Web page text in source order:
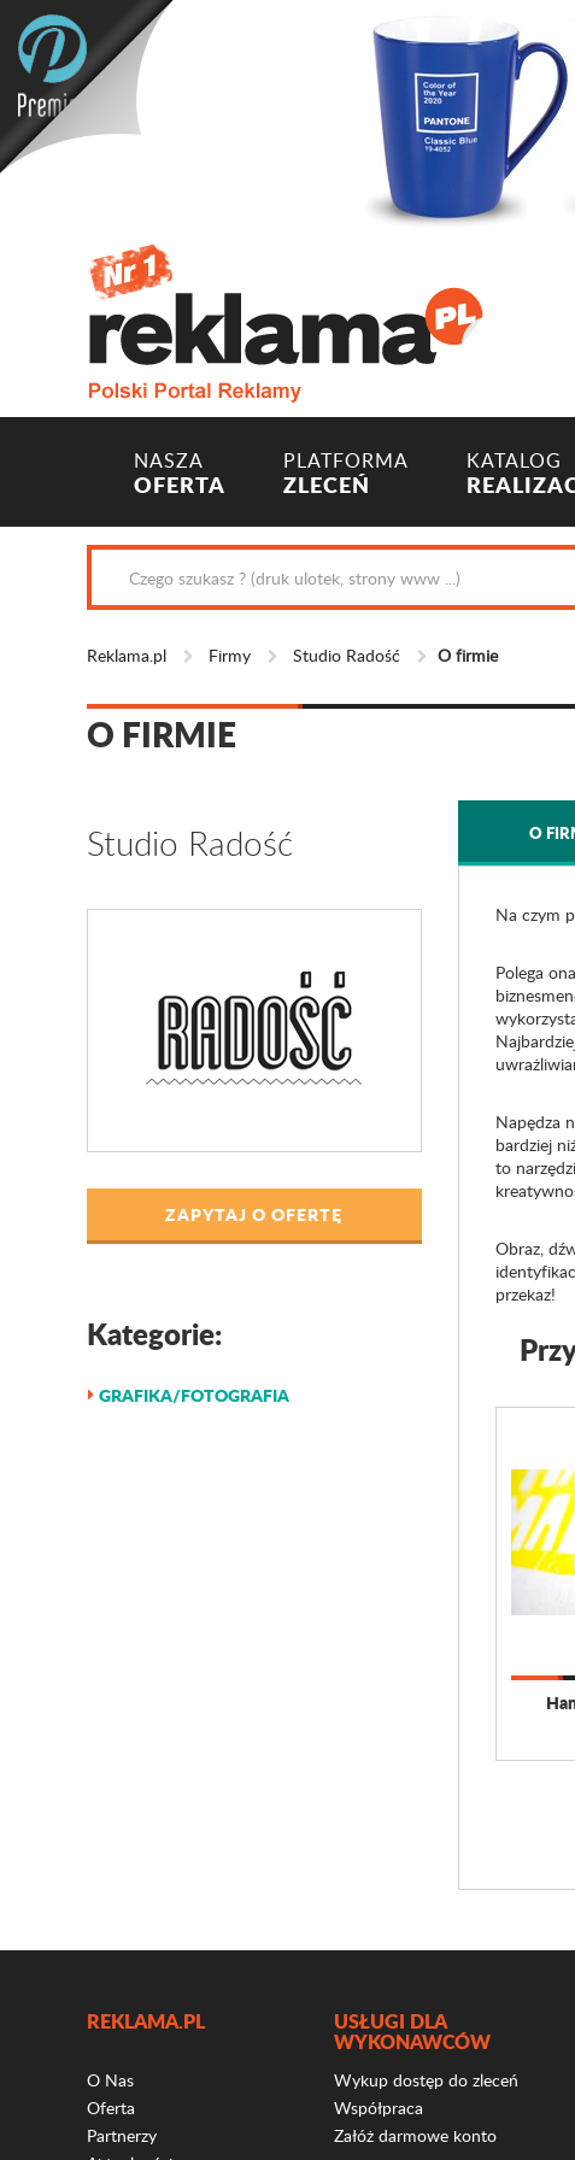
NASZA
OFERTA
PLATFORMA
ZLECEŃ
KATALOG
Reklama.pl Firmy Studio Radość O firmie
O FIRMIE
Studio Radość
ZAPYTAJ O OFERTĘ
Kategorie:
GRAFIKA/FOTOGRAFIA
O
Na czym
Polega
Napędza
bardziej
to
Obraz,
przekaz!
REKLAMA.PL
O Nas
Oferta
Partnerzy
USŁUGI DLA
WYKONAWCÓW
Wykup dostęp do zleceń
Współpraca
Załóż darmowe konto